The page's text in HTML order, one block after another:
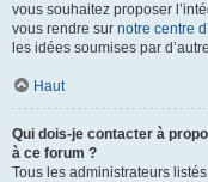
vous souhaitez proposer
vous rendre sur notre centre
les idées soumises par
Haut
Qui dois-je contacter à
à ce forum ?
Tous les administrateurs